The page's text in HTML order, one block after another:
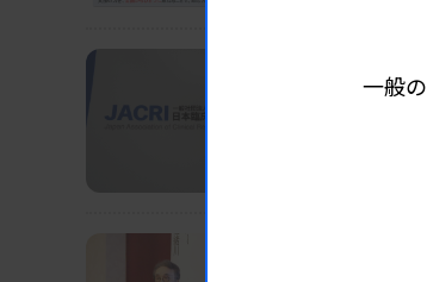
業界ニュース 団体
一般